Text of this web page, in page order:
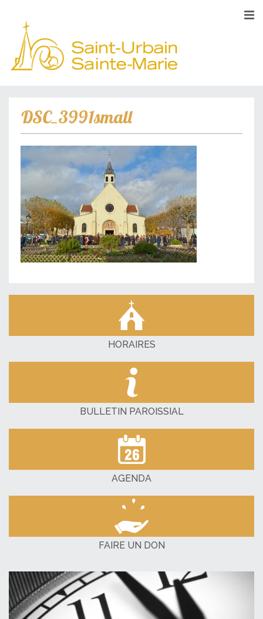
DSC_3991small
HORAIRES
BULLETIN PAROISSIAL
AGENDA
FAIRE UN DON